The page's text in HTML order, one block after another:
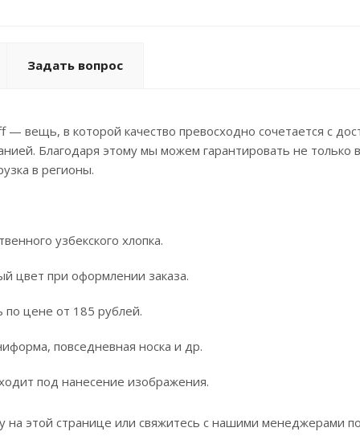
Задать вопрос
вещь, в которой качество превосходно сочетается с
Благодаря этому мы можем гарантировать не
в регионы.
узбекского хлопка.
цвет при оформлении заказа.
цене от 185 рублей.
повседневная носка и др.
под нанесение изображения.
на этой странице или свяжитесь с нашими менеджерами